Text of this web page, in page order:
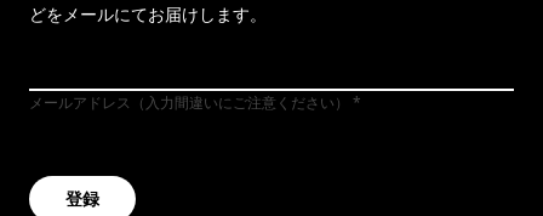
どをメールにてお届けします。
メールアドレス（入力間違いにご注意ください）
登録